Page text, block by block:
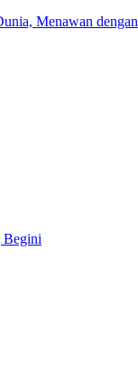
Menawan dengan
Begini